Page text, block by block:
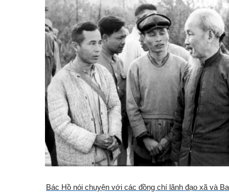
Bác Hồ nói chuyện với các đồng chí lãnh đạo xã và